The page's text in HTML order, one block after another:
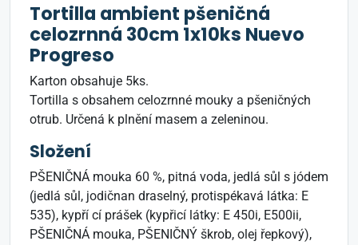
Tortilla ambient pšeničná
celozrnná 30cm 1x10ks Nuevo
Progreso
Karton obsahuje 5ks.
Tortilla s obsahem celozrnné mouky a pšeničných
otrub. Určená k plnění masem a zeleninou.
Složení
PŠENIČNÁ mouka 60 %, pitná voda, jedlá sůl s jódem
(jedlá sůl, jodičnan draselný, protispékavá látka: E
535), kypří cí prášek (kypřicí látky: E 450i, E500ii,
PŠENIČNÁ mouka, PŠENIČNÝ škrob, olej řepkový),